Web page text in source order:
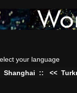
your language
Shanghai :: <<